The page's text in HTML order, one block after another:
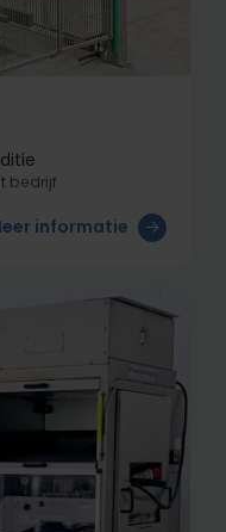
bedrijf
informatie